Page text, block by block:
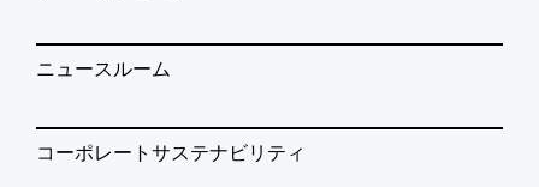
ニュースルーム
コーポレートサステナビリティ